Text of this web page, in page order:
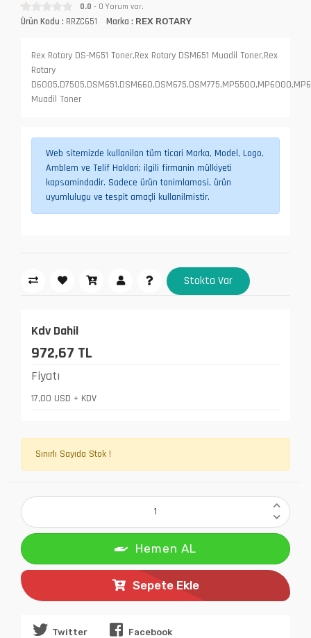
0.0 - 0 Yorum var.
Ürün Kodu : RRZC651 Marka : REX ROTARY
Rex Rotary DS-M651 Toner,Rex Rotary DSM651 Muadil Toner,Rex
Rotary
Muadil Toner
Web sitemizde kullanilan tüm ticari Marka, Model, Logo,
Amblem ve Telif Haklari; ilgili firmanin mülkiyeti
kapsamindadir. Sadece ürün tanimlamasi, ürün
uyumlulugu ve tespit amaçli kullanilmistir.
Stokta Var
Kdv Dahil
972,67 TL
Fiyatı
17,00 USD + KDV
Sınırlı Sayıda Stok !
Hemen AL
Sepete Ekle
Twitter Facebook